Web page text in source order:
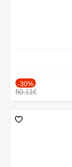
-30%
50.11€